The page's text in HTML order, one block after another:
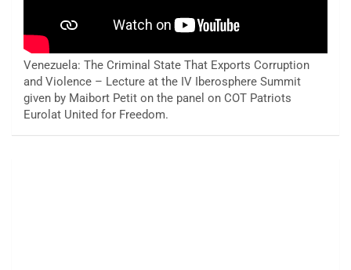
Venezuela: The Criminal State That Exports Corruption
and Violence – Lecture at the IV Iberosphere Summit
given by Maibort Petit on the panel on COT Patriots
Eurolat United for Freedom.